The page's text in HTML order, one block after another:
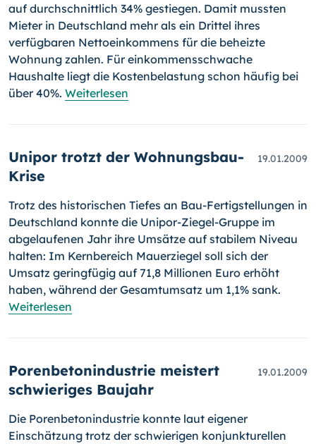
auf durch­schnitt­lich 34% gestiegen. Damit mussten
Mieter in Deutschland mehr als ein Drittel ihres
verfügbaren Nettoeinkommens für die beheizte
Wohnung zahlen. Für einkommensschwache
Haushalte liegt die Kostenbelastung schon häufig bei
über 40%. Weiterlesen
Unipor trotzt der Wohnungsbau-
Krise
19.01.2009
Trotz des historischen Tiefes an Bau-Fertigstellungen in
Deutschland konnte die Unipor-Ziegel-Gruppe im
abgelaufenen Jahr ihre Umsätze auf stabilem Niveau
halten: Im Kernbereich Mauerziegel soll sich der
Umsatz geringfügig auf 71,8 Millionen Euro erhöht
haben, während der Gesamtumsatz um 1,1% sank.
Weiterlesen
Porenbetonindustrie meistert
schwieriges Baujahr
19.01.2009
Die Porenbetonindustrie konnte laut eigener
Einschätzung trotz der schwierigen konjunkturellen